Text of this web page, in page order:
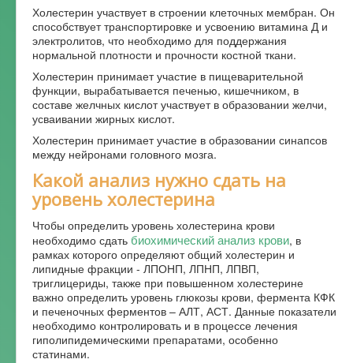
Холестерин участвует в строении клеточных мембран. Он
способствует транспортировке и усвоению витамина Д и
электролитов, что необходимо для поддержания
нормальной плотности и прочности костной ткани.
Холестерин принимает участие в пищеварительной
функции, вырабатывается печенью, кишечником, в
составе желчных кислот участвует в образовании желчи,
усваивании жирных кислот.
Холестерин принимает участие в образовании синапсов
между нейронами головного мозга.
Какой анализ нужно сдать на
уровень холестерина
Чтобы определить уровень холестерина крови
необходимо сдать биохимический анализ крови, в
рамках которого определяют общий холестерин и
липидные фракции - ЛПОНП, ЛПНП, ЛПВП,
триглицериды, также при повышенном холестерине
важно определить уровень глюкозы крови, фермента КФК
и печеночных ферментов – АЛТ, АСТ. Данные показатели
необходимо контролировать и в процессе лечения
гиполипидемическими препаратами, особенно
статинами.